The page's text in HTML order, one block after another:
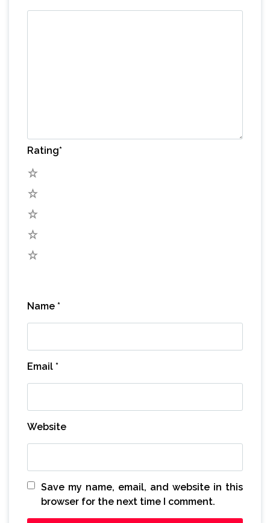
Rating*
Name *
Email *
Website
Save my name, email, and website in this
browser for the next time I comment.